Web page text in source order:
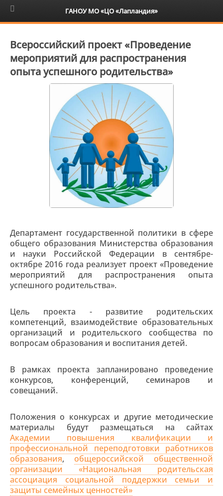
6+
Всероссийский проект «Проведение
мероприятий для распространения
опыта успешного родительства»
Департамент государственной политики в сфере
общего образования Министерства образования
и науки Российской Федерации в сентябре-
октябре 2016 года реализует проект «Проведение
мероприятий для распространения опыта
успешного родительства».
Цель проекта - развитие родительских
компетенций, взаимодействие образовательных
организаций и родительского сообщества по
вопросам образования и воспитания детей.
В рамках проекта запланировано проведение
конкурсов, конференций, семинаров и
совещаний.
Положения о конкурсах и другие методические
материалы будут размещаться на сайтах
Академии повышения квалификации и
профессиональной переподготовки работников
образования, общероссийской общественной
организации «Национальная родительская
ассоциация социальной поддержки семьи и
защиты семейных ценностей»
ГАНОУ МО «ЦО «Лапландия»